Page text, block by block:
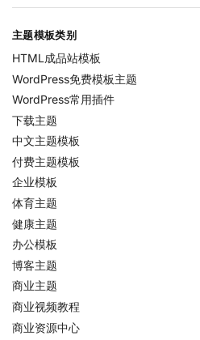
主题模板类别
HTML成品站模板
WordPress免费模板主题
WordPress常用插件
下载主题
中文主题模板
付费主题模板
企业模板
体育主题
健康主题
办公模板
博客主题
商业主题
商业视频教程
商业资源中心